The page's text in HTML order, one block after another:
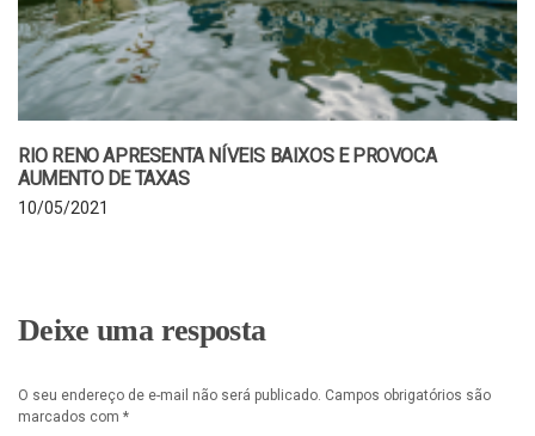
RIO RENO APRESENTA NÍVEIS BAIXOS E PROVOCA
AUMENTO DE TAXAS
10/05/2021
Deixe uma resposta
O seu endereço de e-mail não será publicado. Campos obrigatórios são
marcados com *